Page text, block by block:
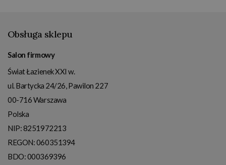
Obsługa sklepu
Salon firmowy
Świat Łazienek XXI w.
ul. Bartycka 24/26, Pawilon 227
00-716Warszawa
Polska
NIP:8251972213
REGON: 060351394
BDO: 000369396